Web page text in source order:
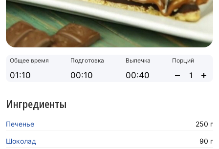
Общее время
01:10
Подготовка
00:10
Выпечка
00:40
Порций
Ингредиенты
Печенье 250 г
Шоколад 90 г